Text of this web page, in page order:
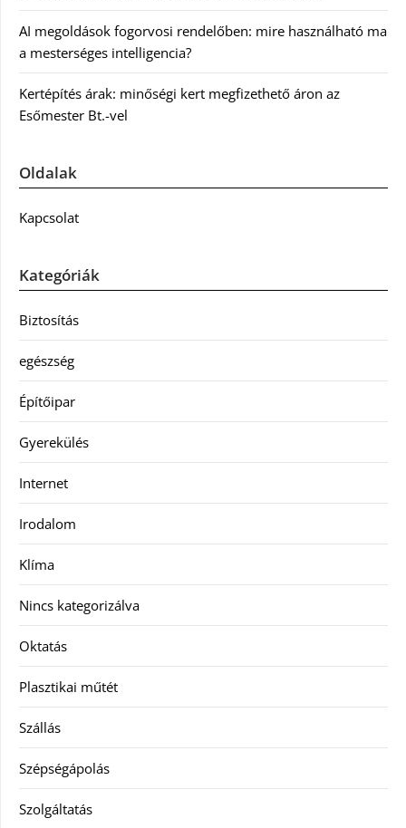
AI megoldások fogorvosi rendelőben: mire használható ma
a mesterséges intelligencia?
Kertépítés árak: minőségi kert megfizethető áron az
Esőmester Bt.-vel
Oldalak
Kapcsolat
Kategóriák
Biztosítás
egészség
Építőipar
Gyerekülés
Internet
Irodalom
Klíma
Nincs kategorizálva
Oktatás
Plasztikai műtét
Szállás
Szépségápolás
Szolgáltatás